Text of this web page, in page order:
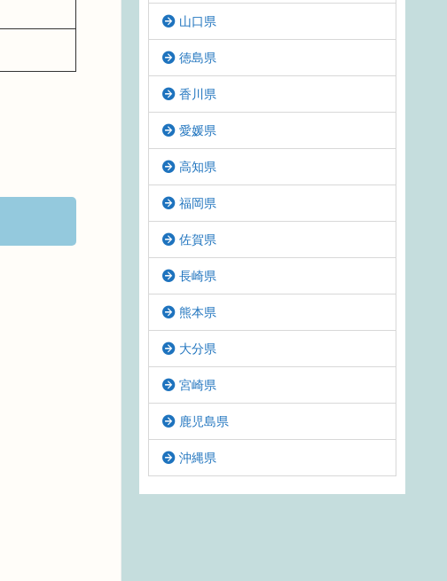
山口県
徳島県
香川県
愛媛県
高知県
福岡県
佐賀県
長崎県
熊本県
大分県
宮崎県
鹿児島県
沖縄県